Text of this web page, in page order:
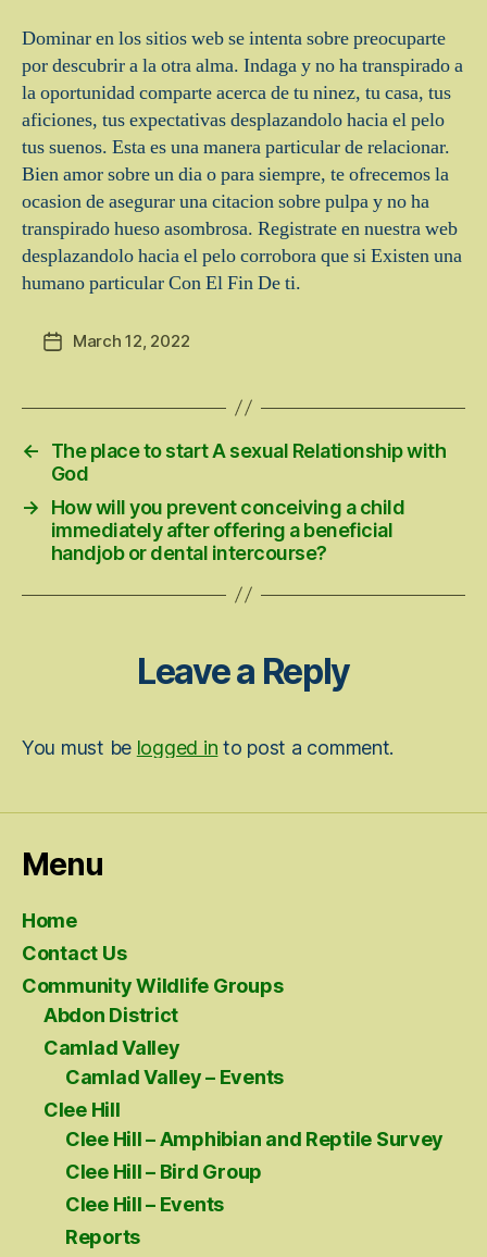
Dominar en los sitios web se intenta sobre preocuparte
por descubrir a la otra alma. Indaga y no ha transpirado a
la oportunidad comparte acerca de tu ninez, tu casa, tus
aficiones, tus expectativas desplazandolo hacia el pelo
tus suenos. Esta es una manera particular de relacionar.
Bien amor sobre un dia o para siempre, te ofrecemos la
ocasion de asegurar una citacion sobre pulpa y no ha
transpirado hueso asombrosa. Registrate en nuestra web
desplazandolo hacia el pelo corrobora que si Existen una
humano particular Con El Fin De ti.
PostMarch 12, 2022
←
The place to start A sexual Relationship with
God
→
How will you prevent conceiving a child
immediately after offering a beneficial
handjob or dental intercourse?
Leave a Reply
You must be logged in to post a comment.
Menu
Home
Contact Us
Community Wildlife Groups
Abdon District
Camlad Valley
Camlad Valley – Events
Clee Hill
Clee Hill – Amphibian and Reptile Survey
Clee Hill – Bird Group
Clee Hill – Events
Reports